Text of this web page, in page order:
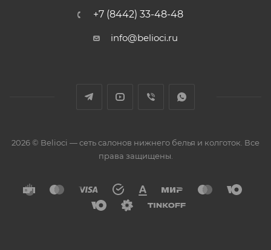
+7 (8442) 33-48-48
info@belioci.ru
2026 © Belioci — сеть салонов нижнего белья и колготок. Все
права защищены.